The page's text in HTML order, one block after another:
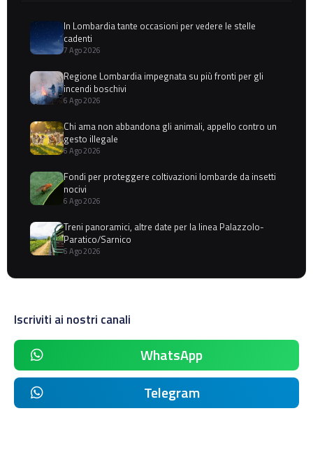
In Lombardia tante occasioni per vedere le stelle
cadenti
7 Ago 2026
Regione Lombardia impegnata su più fronti per gli
incendi boschivi
6 Ago 2026
Chi ama non abbandona gli animali, appello contro un
gesto illegale
6 Ago 2026
Fondi per proteggere coltivazioni lombarde da insetti
nocivi
6 Ago 2026
Treni panoramici, altre date per la linea Palazzolo-
Paratico/Sarnico
6 Ago 2026
Iscriviti ai nostri canali
WhatsApp
Telegram